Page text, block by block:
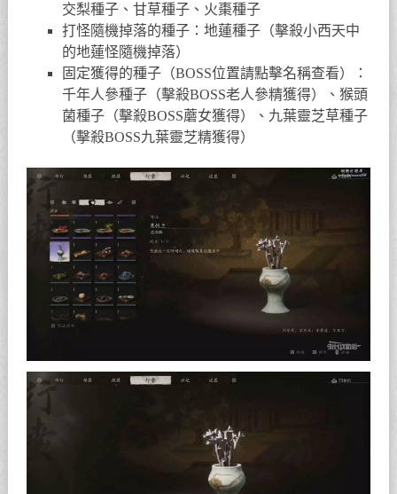
交梨種子、甘草種子、火棗種子
打怪隨機掉落的種子：地蓮種子（擊殺小西天中
的地蓮怪隨機掉落）
固定獲得的種子（BOSS位置請點擊名稱查看）：
千年人參種子（擊殺BOSS老人參精獲得）、猴頭
菌種子（擊殺BOSS蘑女獲得）、九葉靈芝草種子
（擊殺BOSS九葉靈芝精獲得）